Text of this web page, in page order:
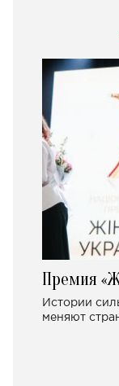
Премия
Истории
меняют